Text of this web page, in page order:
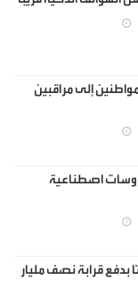
إلى مراقبين
اصطناعية
بدفع قرابة نصف مليار